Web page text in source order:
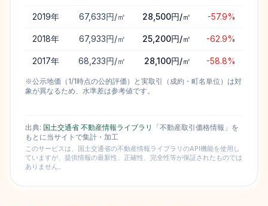
2019年 67,633円/㎡ 28,500円/㎡ -57.9%
2018年 67,933円/㎡ 25,200円/㎡ -62.9%
2017年 68,233円/㎡ 28,100円/㎡ -58.8%
※公示地価（1/1時点の公的評価）と実取引（成約・町名単位）は対
象が異なるため、水準差は参考値です。
出典: 国土交通省 不動産情報ライブラリ
「不動産取引価格情報」を
もとに当サイトで集計・加工
このサービスは、国土交通省の不動産情報ライブラリのAPI機能を使用し
ていますが、提供情報の最新性、正確性、完全性等が保証されたものでは
ありません。